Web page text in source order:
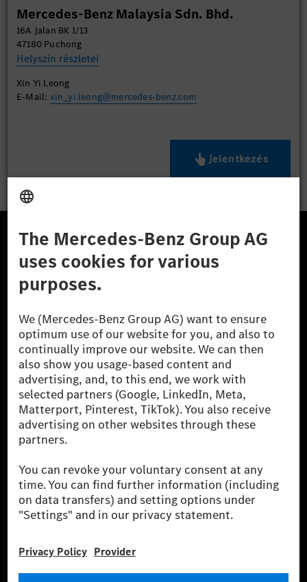
Mercedes-Benz Malaysia Sdn. Bhd.
16A Jalan BK 1/13
47180 Puchong
Helyszín részletei
Xin Yi Leong
E-Mail: xin_yi.leong@mercedes-benz.com
Jelentkezés
A Mercedes-Benz Csoport
A Mercedes-Benz Group AG (korábbi Daimler AG) a
Mercedes-Benz AG-val együtt a prémium és
luxusautók, valamint kishaszonjárművek vezető
globális szállítói vagyunk. A Mercedes-Benz Mobility
AG finanszírozást, lízinget, autó előfizetést és
autókölcsönzést, flottakezelést, digitális
szolgáltatásokat a töltéshez és fizetéshez,
biztosításközvetítést, valamint innovatív mobilitási
szolgáltatásokat kínál.
Helyszínek